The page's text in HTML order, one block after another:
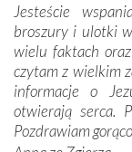
Podążyliśmy
dos Santos
Modliliśmy się
Krzyżową w
domy, w których
W miejscu
Jesteście
broszury i ulotki
wielu faktach
czytam z wielkim
informacje o
otwierają serca.
Pozdrawiam